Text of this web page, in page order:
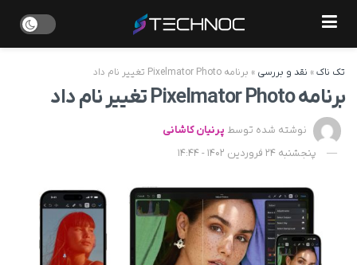
تک ناک» نقد و بررسی » برنامه Pixelmator Photo تغییر نام داد
برنامه Pixelmator Photo تغییر نام داد
نوشته شده توسط پرنیان کاشانی
پنجشنبه 24 فروردین 1402 - 14:44